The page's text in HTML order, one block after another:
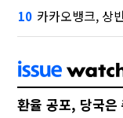
10 카카오뱅크, 상반기
환율 공포, 당국은